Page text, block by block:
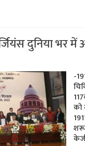
दुनिया भर में
-
को
शरू